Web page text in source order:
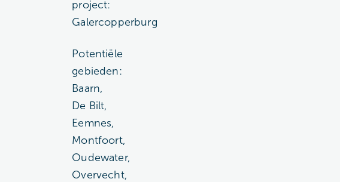
project:
Galercopperburg
Potentiële
gebieden:
Baarn,
De Bilt,
Eemnes,
Montfoort,
Oudewater,
Overvecht,